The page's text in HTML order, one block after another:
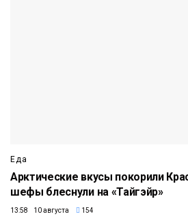
Еда
Арктические вкусы покорили
шефы блеснули на «Тайгэйр»
13:58 10 августа 154